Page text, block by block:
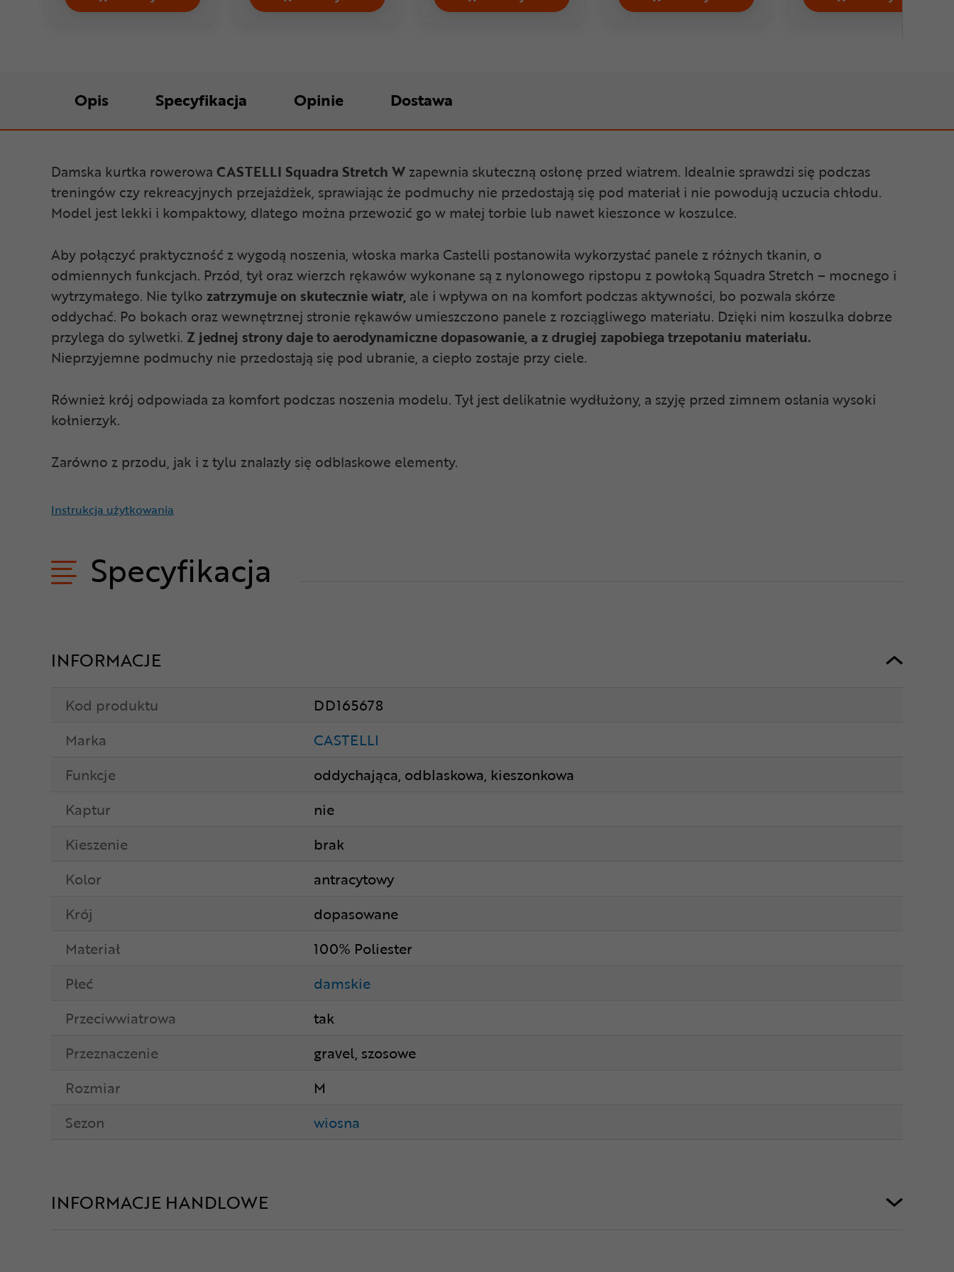
Opis Specyfikacja Opinie Dostawa
Damska kurtka rowerowa CASTELLI Squadra Stretch W zapewnia skuteczną osłonę przed wiatrem. Idealnie sprawdzi się podczas
treningów czy rekreacyjnych przejażdżek, sprawiając że podmuchy nie przedostają się pod materiał i nie powodują uczucia chłodu.
Model jest lekki i kompaktowy, dlatego można przewozić go w małej torbie lub nawet kieszonce w koszulce.
Aby połączyć praktyczność z wygodą noszenia, włoska marka Castelli postanowiła wykorzystać panele z różnych tkanin, o
odmiennych funkcjach. Przód, tył oraz wierzch rękawów wykonane są z nylonowego ripstopu z powłoką Squadra Stretch – mocnego i
wytrzymałego. Nie tylko zatrzymuje on skutecznie wiatr, ale i wpływa on na komfort podczas aktywności, bo pozwala skórze
oddychać. Po bokach oraz wewnętrznej stronie rękawów umieszczono panele z rozciągliwego materiału. Dzięki nim koszulka dobrze
przylega do sylwetki. Z jednej strony daje to aerodynamiczne dopasowanie, a z drugiej zapobiega trzepotaniu materiału.
Nieprzyjemne podmuchy nie przedostają się pod ubranie, a ciepło zostaje przy ciele.
Również krój odpowiada za komfort podczas noszenia modelu. Tył jest delikatnie wydłużony, a szyję przed zimnem osłania wysoki
kołnierzyk.
Zarówno z przodu, jak i z tylu znalazły się odblaskowe elementy.
Instrukcja użytkowania
Specyfikacja
INFORMACJE
Kod produktu
DD165678
Marka
CASTELLI
Funkcje
oddychająca, odblaskowa, kieszonkowa
Kaptur
nie
Kieszenie
brak
Kolor
antracytowy
Krój
dopasowane
Materiał
100% Poliester
Płeć
damskie
Przeciwwiatrowa
tak
Przeznaczenie
gravel, szosowe
Rozmiar
M
Sezon
wiosna
INFORMACJE HANDLOWE